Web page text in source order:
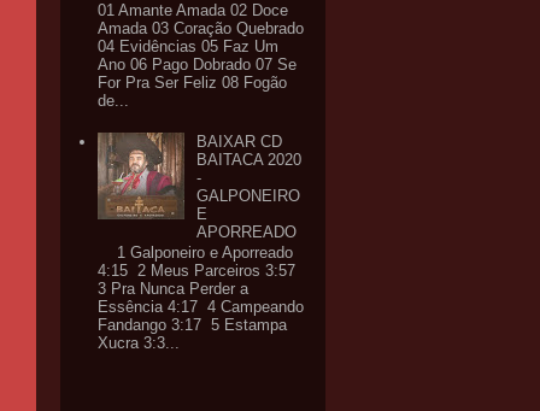
01 Amante Amada 02 Doce
Amada 03 Coração Quebrado
04 Evidências 05 Faz Um
Ano 06 Pago Dobrado 07 Se
For Pra Ser Feliz 08 Fogão
de...
BAIXAR CD
BAITACA 2020
-
GALPONEIRO
E
APORREADO
1 Galponeiro e Aporreado
4:15 2 Meus Parceiros 3:57
3 Pra Nunca Perder a
Essência 4:17 4 Campeando
Fandango 3:17 5 Estampa
Xucra 3:3...